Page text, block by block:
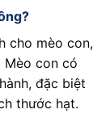
cho mèo con,
Mèo con có
đặc biệt
thước hạt.